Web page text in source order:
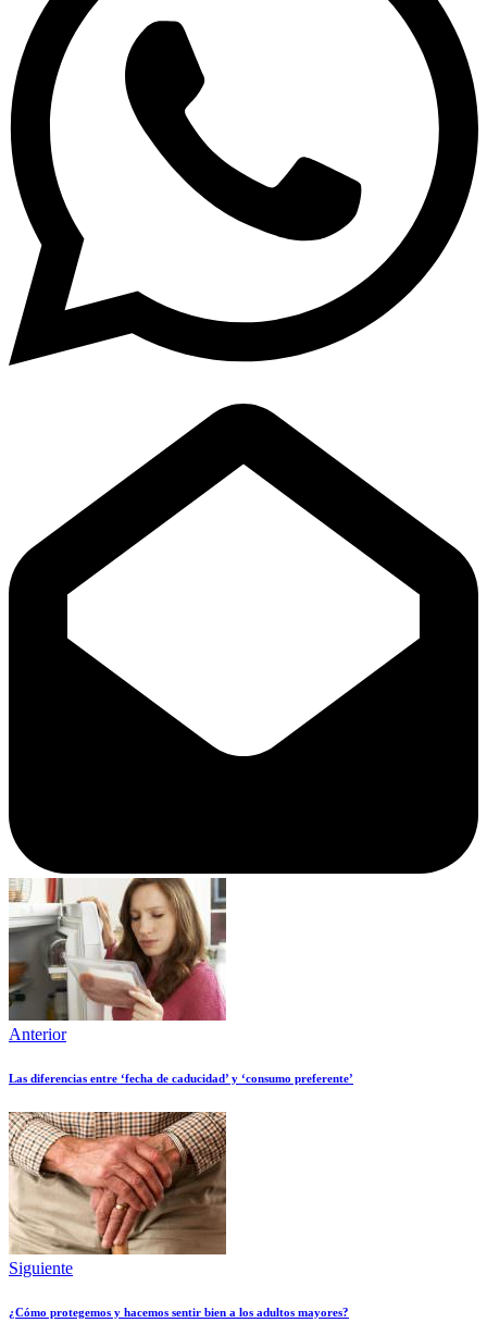
Anterior
Las diferencias entre ‘fecha de caducidad’ y ‘consumo preferente’
Siguiente
¿Cómo protegemos y hacemos sentir bien a los adultos mayores?